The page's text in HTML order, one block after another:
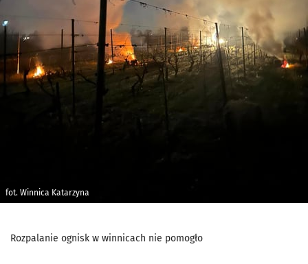
fot. Winnica Katarzyna
Rozpalanie ognisk w winnicach nie pomogło